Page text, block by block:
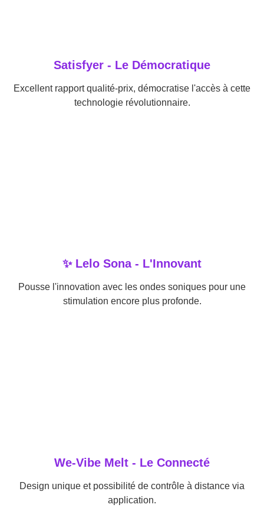
Satisfyer - Le Démocratique
Excellent rapport qualité-prix, démocratise l'accès à cette
technologie révolutionnaire.
✨ Lelo Sona - L'Innovant
Pousse l'innovation avec les ondes soniques pour une
stimulation encore plus profonde.
We-Vibe Melt - Le Connecté
Design unique et possibilité de contrôle à distance via
application.